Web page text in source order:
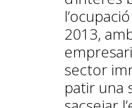
2013,
sector
patir una